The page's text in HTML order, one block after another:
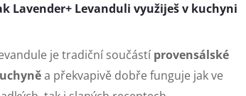
Lavender+ Levanduli využiješ v kuchyni
je tradiční součástí provensálské
a překvapivě dobře funguje jak ve